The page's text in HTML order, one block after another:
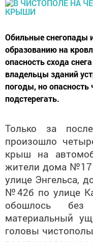
Обильные снегопады
образованию на
опасность схода
владельцы зданий
погоды, но
подстерегать.
Только за
произошло
крыш на
жители дома №17
улице Энгельса,
№42­б по улице
обошлось
материальный
головы